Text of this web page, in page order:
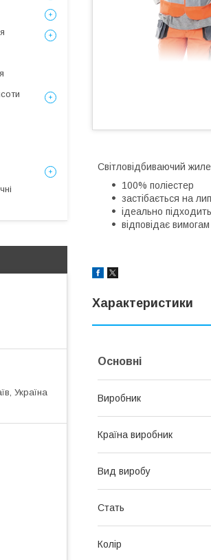
Світловідбиваючий
100% поліестер
застібається на
ідеально
відповідає
Характеристики
Основні
Виробник
Країна виробник
Вид виробу
Стать
Колір
Україна